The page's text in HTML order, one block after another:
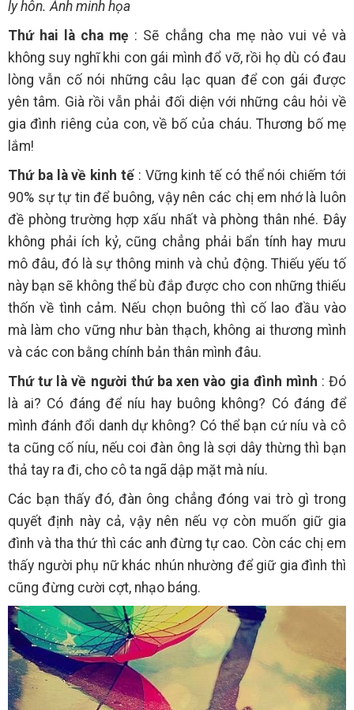
ly hôn. Ảnh minh họa
Thứ hai là cha mẹ : Sẽ chẳng cha mẹ nào vui vẻ và
không suy nghĩ khi con gái mình đổ vỡ, rồi họ dù có đau
lòng vẫn cố nói những câu lạc quan để con gái được
yên tâm. Già rồi vẫn phải đối diện với những câu hỏi về
gia đình riêng của con, về bố của cháu. Thương bố mẹ
lắm!
Thứ ba là về kinh tế: Vững kinh tế có thể nói chiếm tới
90% sự tự tin để buông, vậy nên các chị em nhớ là luôn
đề phòng trường hợp xấu nhất và phòng thân nhé. Đây
không phải ích kỷ, cũng chẳng phải bẩn tính hay mưu
mô đâu, đó là sự thông minh và chủ động. Thiếu yếu tố
này bạn sẽ không thể bù đắp được cho con những thiếu
thốn về tình cảm. Nếu chọn buông thì cố lao đầu vào
mà làm cho vững như bàn thạch, không ai thương mình
và các con bằng chính bản thân mình đâu.
Thứ tư là về người thứ ba xen vào gia đình mình : Đó
là ai? Có đáng để níu hay buông không? Có đáng để
mình đánh đổi danh dự không? Có thể bạn cứ níu và cô
ta cũng cố níu, nếu coi đàn ông là sợi dây thừng thì bạn
thả tay ra đi, cho cô ta ngã dập mặt mà níu.
Các bạn thấy đó, đàn ông chẳng đóng vai trò gì trong
quyết định này cả, vậy nên nếu vợ còn muốn giữ gia
đình và tha thứ thì các anh đừng tự cao. Còn các chị em
thấy người phụ nữ khác nhún nhường để giữ gia đình thì
cũng đừng cười cợt, nhạo báng.